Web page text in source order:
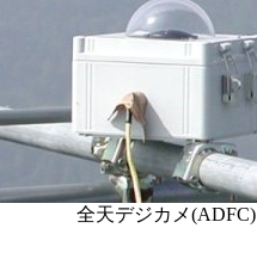
全天デジカメ(ADFC)